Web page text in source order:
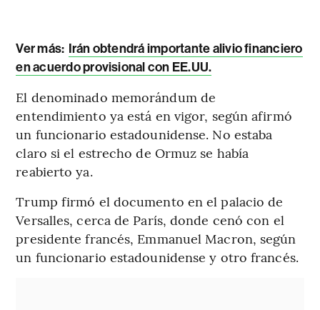
Ver más: Irán obtendrá importante alivio financiero
en acuerdo provisional con EE.UU.
El denominado memorándum de
entendimiento ya está en vigor, según afirmó
un funcionario estadounidense. No estaba
claro si el estrecho de Ormuz se había
reabierto ya.
Trump firmó el documento en el palacio de
Versalles, cerca de París, donde cenó con el
presidente francés, Emmanuel Macron, según
un funcionario estadounidense y otro francés.